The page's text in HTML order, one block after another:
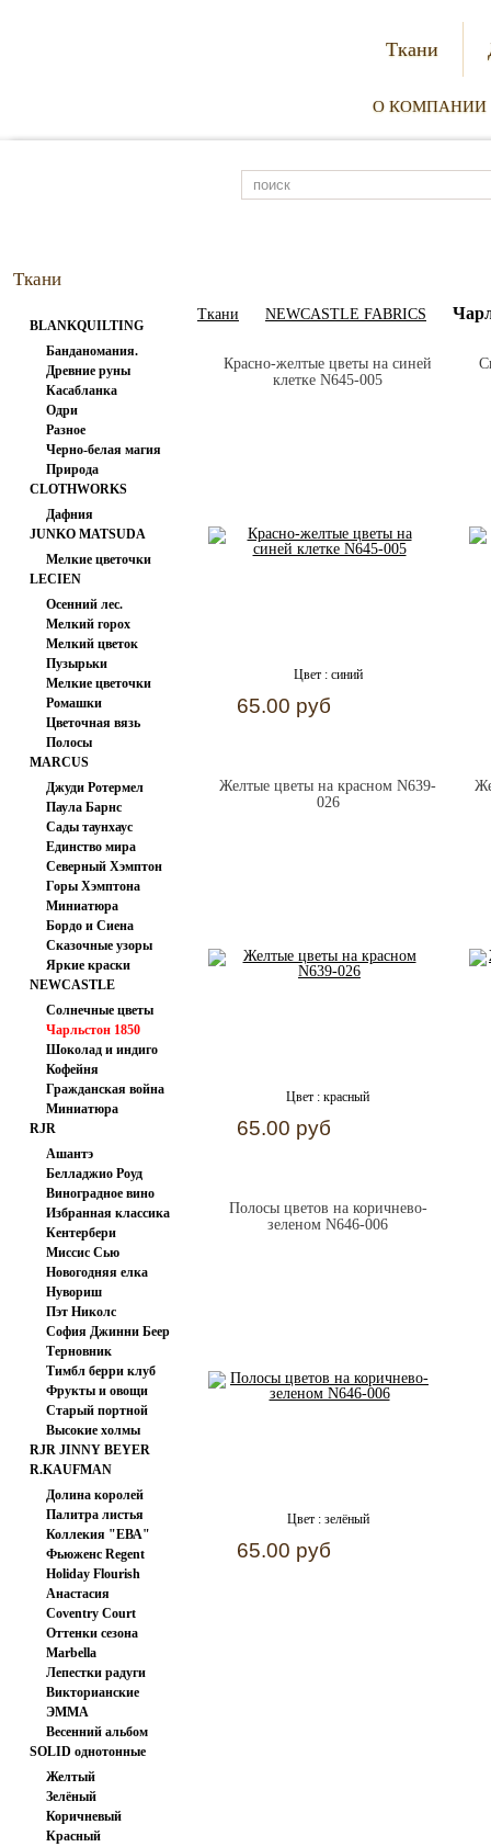
Ткани
О КОМПАНИИ
Ткани
BLANKQUILTING
Банданомания.
Древние руны
Касабланка
Одри
Разное
Черно-белая магия
Природа
CLOTHWORKS
Дафния
JUNKO MATSUDA
Мелкие цветочки
LECIEN
Осенний лес.
Мелкий горох
Мелкий цветок
Пузырьки
Мелкие цветочки
Ромашки
Цветочная вязь
Полосы
MARCUS
Джуди Ротермел
Паула Барнс
Сады таунхаус
Единство мира
Северный Хэмптон
Горы Хэмптона
Миниатюра
Бордо и Сиена
Сказочные узоры
Яркие краски
NEWCASTLE
FABRICS
Солнечные цветы
Чарльстон 1850
Шоколад и индиго
Кофейня
Гражданская война
Миниатюра
RJR
Ашантэ
Белладжио Роуд
Виноградное вино
Избранная классика
Кентербери
Хасегаева
Миссис Сью
Новогодняя елка
Нувориш
Пэт Николс
София Джинни Беер
Терновник
Тимбл берри клуб
Фрукты и овощи
Старый портной
Высокие холмы
RJR JINNY BEYER
R.KAUFMAN
Долина королей
Палитра листья
Коллекия "ЕВА"
Japan
Фьюженс Regent
Holiday Flourish
Анастасия
Coventry Court
Оттенки сезона
Marbella
Лепестки радуги
Викторианские
розочки.
ЭММА
Весенний альбом
SOLID однотонные
ткани
Желтый
Зелёный
Коричневый
Красный
Ткани NEWCASTLE FABRICS
Красно-желтые цветы на синей
клетке N645-005
Цвет : синий
65.00 руб
Желтые цветы на красном N639-
026
Цвет : красный
65.00 руб
Полосы цветов на коричнево-
зеленом N646-006
Цвет : зелёный
65.00 руб